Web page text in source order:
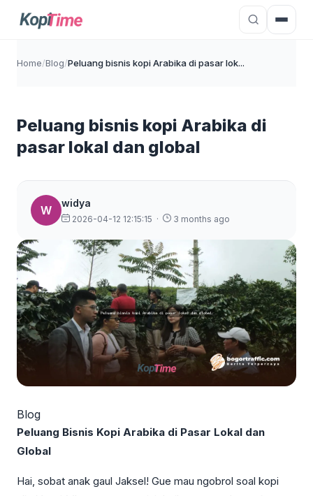
Home/Blog/Peluang bisnis kopi Arabika di pasar lok...
Peluang bisnis kopi Arabika di
pasar lokal dan global
W
widya
2026-04-12 12:15:15 · 3 months ago
Blog
Peluang Bisnis Kopi Arabika di Pasar Lokal dan
Global
Hai, sobat anak gaul Jaksel! Gue mau ngobrol soal kopi